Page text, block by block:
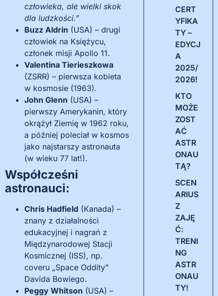
człowieka, ale wielki skok
dla ludzkości.”
Buzz Aldrin (USA) – drugi
człowiek na Księżycu,
członek misji Apollo 11.
Valentina Tierieszkowa
(ZSRR) – pierwsza kobieta
w kosmosie (1963).
John Glenn (USA) –
pierwszy Amerykanin, który
okrążył Ziemię w 1962 roku,
a później poleciał w kosmos
jako najstarszy astronauta
(w wieku 77 lat!).
Współcześni
astronauci:
Chris Hadfield (Kanada) –
znany z działalności
edukacyjnej i nagrań z
Międzynarodowej Stacji
Kosmicznej (ISS), np.
coveru „Space Oddity”
Davida Bowiego.
Peggy Whitson (USA) –
CERT
YFIKA
TY –
EDYCJ
A
2025/
2026!
KTO
MOŻE
ZOST
AĆ
ASTR
ONAU
TĄ?
SCEN
ARIUS
Z
ZAJĘ
Ć:
TRENI
NG
ASTR
ONAU
TY!